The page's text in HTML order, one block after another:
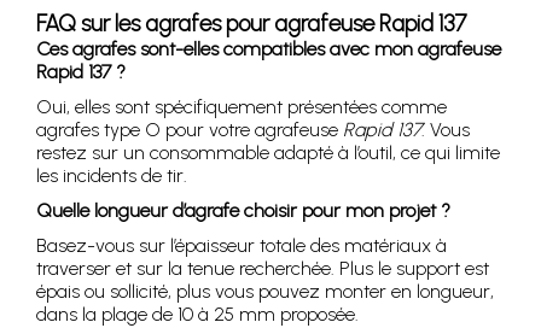
FAQ sur les agrafes pour agrafeuse Rapid 137
Ces agrafes sont-elles compatibles avec mon agrafeuse
Rapid 137 ?
Oui, elles sont spécifiquement présentées comme
agrafes type O pour votre agrafeuse Rapid 137. Vous
restez sur un consommable adapté à l’outil, ce qui limite
les incidents de tir.
Quelle longueur d’agrafe choisir pour mon projet ?
Basez-vous sur l’épaisseur totale des matériaux à
traverser et sur la tenue recherchée. Plus le support est
épais ou sollicité, plus vous pouvez monter en longueur,
dans la plage de 10 à 25 mm proposée.